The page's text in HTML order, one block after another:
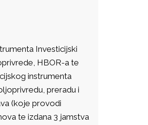
Investicijski
HBOR-a te
instrumenta
preradu i
(koje provodi
te izdana 3 jamstva